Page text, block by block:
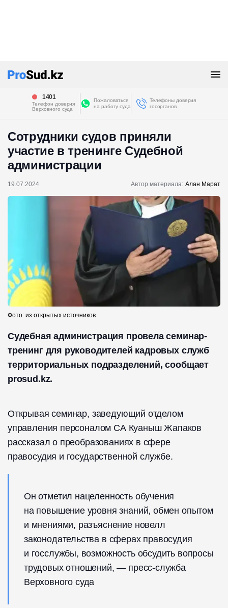
1401
Телефон доверия
Верховного суда
Пожаловаться
на работу суда
Телефоны доверия
госорганов
Сотрудники судов приняли
участие в тренинге Судебной
администрации
19.07.2024 Автор материала: Алан Марат
Фото: из открытых источников
Судебная администрация провела семинар-
тренинг для руководителей кадровых служб
территориальных подразделений, сообщает
prosud.kz.
Открывая семинар, заведующий отделом
управления персоналом СА Куаныш Жапаков
рассказал о преобразованиях в сфере
правосудия и государственной службе.
Он отметил нацеленность обучения
на повышение уровня знаний, обмен опытом
и мнениями, разъяснение новелл
законодательства в сферах правосудия
и госслужбы, возможность обсудить вопросы
трудовых отношений, — пресс-служба
Верховного суда